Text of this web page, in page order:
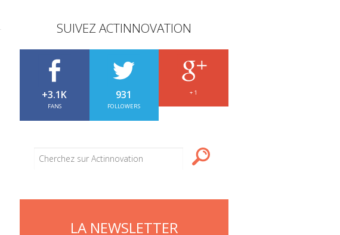
SUIVEZ ACTINNOVATION
+3.1K
FANS
931
FOLLOWERS
+ 1
LA NEWSLETTER